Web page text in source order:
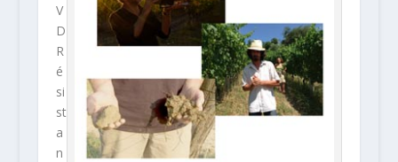
V
D
R
é
si
st
a
n